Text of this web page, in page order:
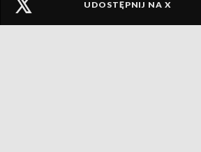
UDOSTĘPNIJ NA X